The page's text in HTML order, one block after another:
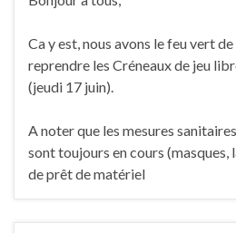
Ca y est, nous avons le feu vert
reprendre les Créneaux de jeu
(jeudi 17 juin).
A noter que les mesures
sont toujours en cours (masques,
de prêt de matériel